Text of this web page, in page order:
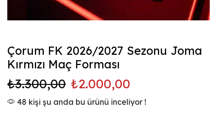
Çorum FK 2026/2027 Sezonu Joma
Kırmızı Maç Forması
₺3.300,00 ₺2.000,00
48 kişi şu anda bu ürünü inceliyor !